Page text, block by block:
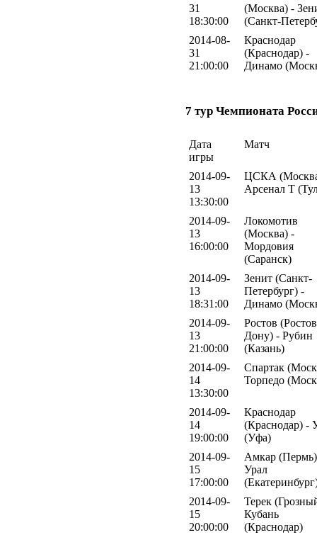
31
18:30:00
(Москва) -
(Санкт-
2014-08-
31
21:00:00
Краснодар
(Краснодар) -
Динамо
7 тур Чемпионата
Дата
игры
Матч
2014-09-
13
13:30:00
ЦСКА
Арсенал Т
2014-09-
13
16:00:00
Локомотив
(Москва) -
Мордовия
(Саранск)
2014-09-
13
18:31:00
Зенит (Санкт-
Петербург) -
Динамо
2014-09-
13
21:00:00
Ростов
Дону) - Рубин
(Казань)
2014-09-
14
13:30:00
Спартак
Торпедо
2014-09-
14
19:00:00
Краснодар
(Краснодар) -
(Уфа)
2014-09-
15
17:00:00
Амкар
Урал
2014-09-
15
20:00:00
Терек
Кубань
(Краснодар)